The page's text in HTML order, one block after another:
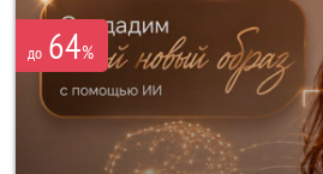
до 64%